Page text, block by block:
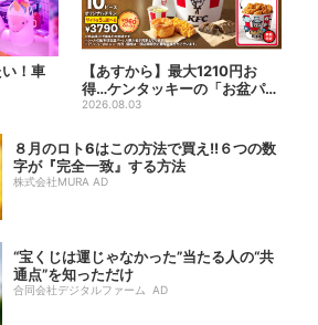
！車
【あすから】最大1210円お
得…ケンタッキーの「お盆パッ
ク」、2週間だけ！数量限...
2026.08.03
８月のロト6はこの方法で買え!!６つの数
字が『完全一致』する方法
株式会社MURA AD
“宝くじは運じゃなかった”当たる人の“共
通点”を知っただけ
合同会社デジタルファーム AD